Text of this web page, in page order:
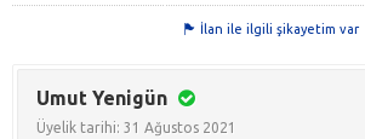
İlan ile ilgili şikayetim var
Umut Yenigün
Üyelik tarihi: 31 Ağustos 2021